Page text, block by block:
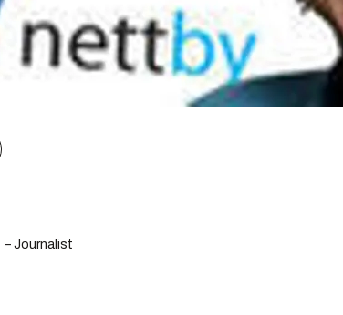
– Journalist